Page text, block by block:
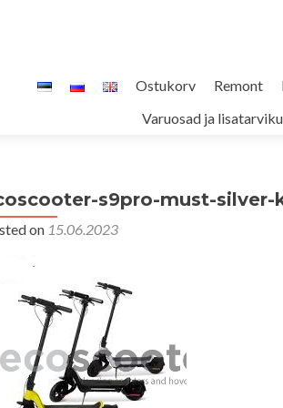
Ostukorv Remont
Varuosad ja
s9pro-must-silver-
on 15.06.2023